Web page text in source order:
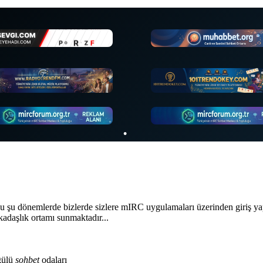
dönemlerde bizlerde sizlere mIRC uygulamaları üzerinden giriş
ortamı sunmaktadır...
sohbetodaları
•
•